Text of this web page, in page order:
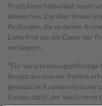
Produktverfügbarkeit sowie
abweichen. Darüber hinaus
Prüfungen, die zu deiner
Lieferfrist um die Dauer der
verlängern.
4Für verschreibungspflichtige
Rezept aus und der Patient
gesetzliche
Kosten dafür, der Versicherte